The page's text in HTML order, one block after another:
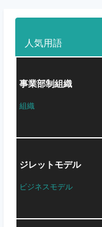
人気用語
事業部制組織
組織
ジレットモデル
ビジネスモデル